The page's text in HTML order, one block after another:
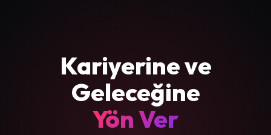
Kariyerine ve
Geleceğine
Yön Ver